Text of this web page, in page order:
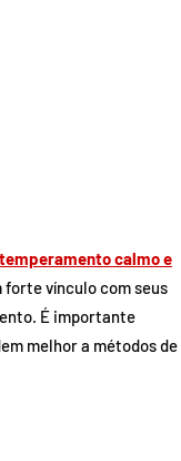
calmo e
forte vínculo com seus
É importante
melhor a métodos de